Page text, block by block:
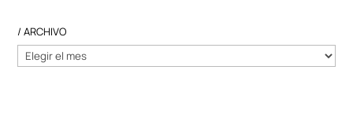
/ ARCHIVO